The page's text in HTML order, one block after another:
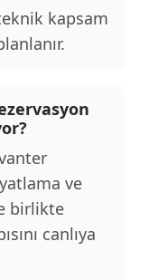
kapsam
ve
birlikte
canlıya